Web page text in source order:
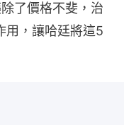
了價格不斐，治
用，讓哈廷將這5